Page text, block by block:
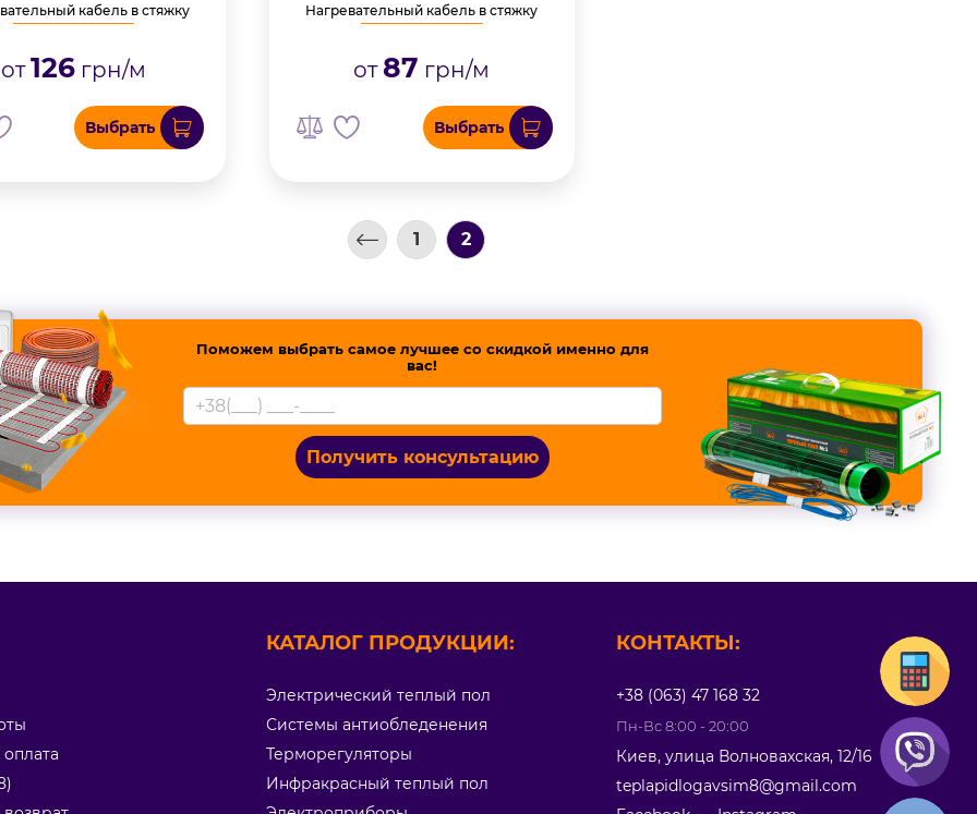
кабель в стяжку
от126 грн/м
Выбрать
Нагревательный кабель в стяжку
от 87 грн/м
Выбрать
1 2
Поможем выбрать самое лучшее со скидкой именно для
вас!
Получить консультацию
КАТАЛОГ ПРОДУКЦИИ:
Электрический теплый пол
Системы антиобледенения
Терморегуляторы
Инфракрасный теплый пол
КОНТАКТЫ:
+38 (063) 47 168 32
Пн-Вс 8:00 - 20:00
Киев, улица Волновахская, 12/16
teplapidlogavsim8@gmail.com